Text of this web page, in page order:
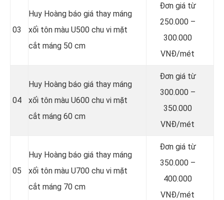
03
Huy Hoàng báo giá thay máng
xối tôn màu U500 chu vi mặt
cắt máng 50 cm
Đơn giá từ
250.000 –
300.000
VNĐ/mét
04
Huy Hoàng báo giá thay máng
xối tôn màu U600 chu vi mặt
cắt máng 60 cm
Đơn giá từ
300.000 –
350.000
VNĐ/mét
05
Huy Hoàng báo giá thay máng
xối tôn màu U700 chu vi mặt
cắt máng 70 cm
Đơn giá từ
350.000 –
400.000
VNĐ/mét